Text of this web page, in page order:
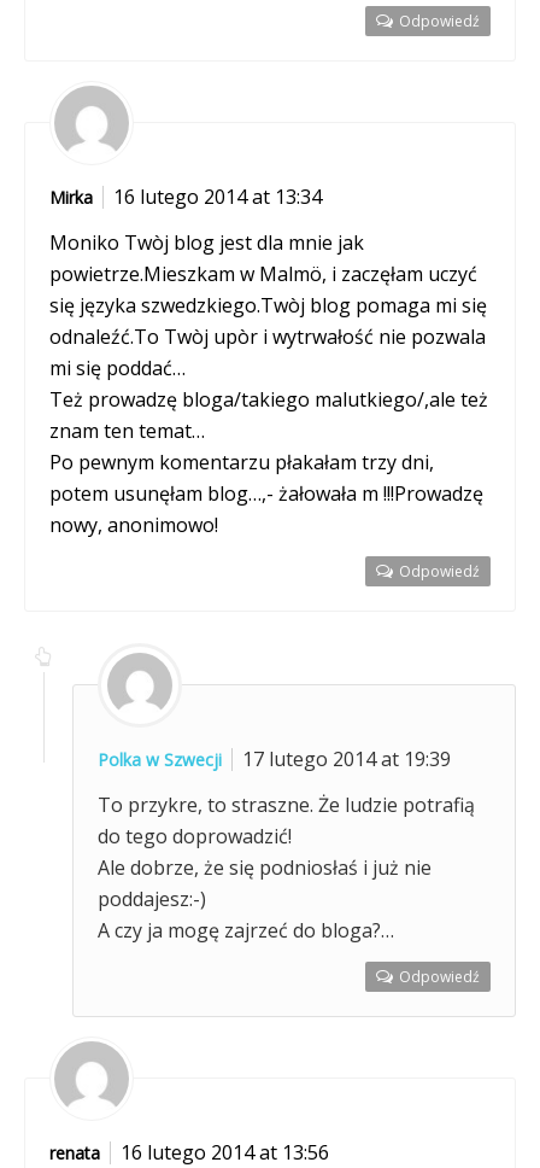
Odpowiedź
Mirka
16 lutego 2014 at 13:34
Moniko Twòj blog jest dla mnie jak
powietrze.Mieszkam w Malmö, i zaczęłam uczyć
się języka szwedzkiego.Twòj blog pomaga mi się
odnaleźć.To Twòj upòr i wytrwałość nie pozwala
mi się poddać…
Też prowadzę bloga/takiego malutkiego/,ale też
znam ten temat…
Po pewnym komentarzu płakałam trzy dni,
potem usunęłam blog…,- żałowała m !!!Prowadzę
nowy, anonimowo!
Odpowiedź
Polka w Szwecji
17 lutego 2014 at 19:39
To przykre, to straszne. Że ludzie potrafią
do tego doprowadzić!
Ale dobrze, że się podniosłaś i już nie
poddajesz:-)
A czy ja mogę zajrzeć do bloga?…
Odpowiedź
renata
16 lutego 2014 at 13:56